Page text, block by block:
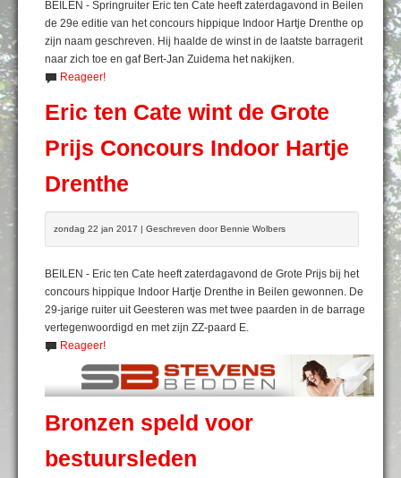
BEILEN - Springruiter Eric ten Cate heeft zaterdagavond in Beilen
de 29e editie van het concours hippique Indoor Hartje Drenthe op
zijn naam geschreven. Hij haalde de winst in de laatste barragerit
naar zich toe en gaf Bert-Jan Zuidema het nakijken.
Reageer!
Eric ten Cate wint de Grote
Prijs Concours Indoor Hartje
Drenthe
zondag 22 jan 2017 | Geschreven door Bennie Wolbers
BEILEN - Eric ten Cate heeft zaterdagavond de Grote Prijs bij het
concours hippique Indoor Hartje Drenthe in Beilen gewonnen. De
29-jarige ruiter uit Geesteren was met twee paarden in de barrage
vertegenwoordigd en met zijn ZZ-paard E.
Reageer!
Bronzen speld voor
bestuursleden